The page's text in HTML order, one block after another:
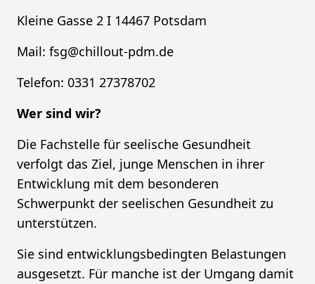
Kleine Gasse 2 I 14467 Potsdam
Mail: fsg@chillout-pdm.de
Telefon: 0331 27378702
Wer sind wir?
Die Fachstelle für seelische Gesundheit
verfolgt das Ziel, junge Menschen in ihrer
Entwicklung mit dem besonderen
Schwerpunkt der seelischen Gesundheit zu
unterstützen.
Sie sind entwicklungsbedingten Belastungen
ausgesetzt. Für manche ist der Umgang damit